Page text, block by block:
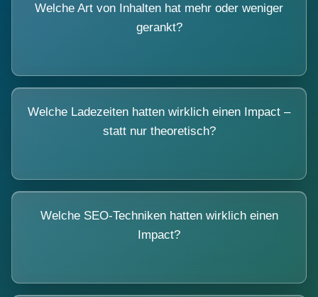
Welche Art von Inhalten hat mehr oder weniger
gerankt?
Welche Ladezeiten hatten wirklich einen Impact –
statt nur theoretisch?
Welche SEO-Techniken hatten wirklich einen
Impact?